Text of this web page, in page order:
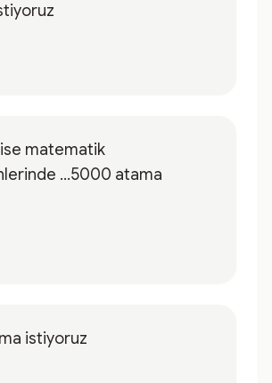
matematik
…5000 atama
istiyoruz